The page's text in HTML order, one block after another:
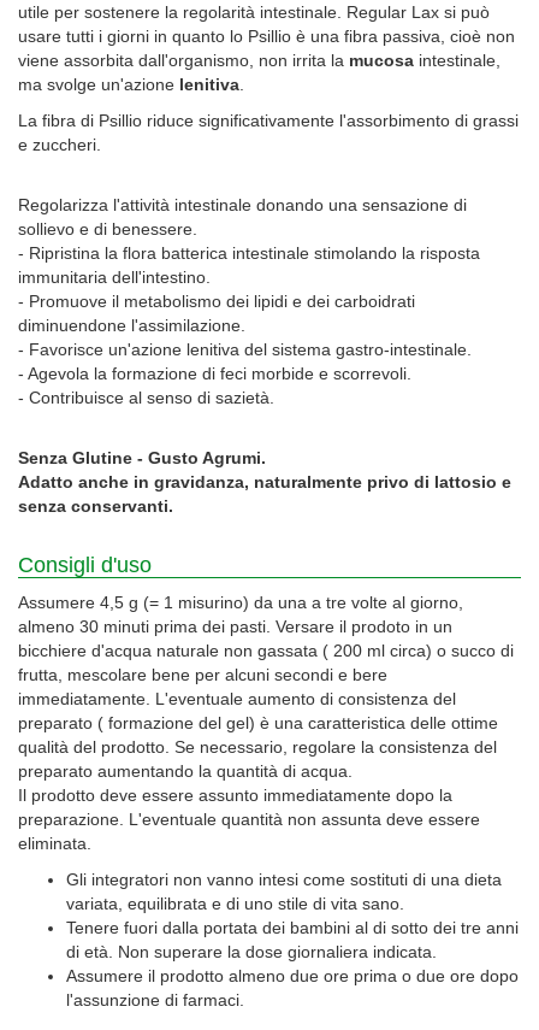
utile per sostenere la regolarità intestinale. Regular Lax si può
usare tutti i giorni in quanto lo Psillio è una fibra passiva, cioè non
viene assorbita dall'organismo, non irrita la mucosa intestinale,
ma svolge un'azione lenitiva
La fibra di Psillio riduce significativamente l'assorbimento di grassi
e zuccheri.
Regolarizza l'attività intestinale donando una sensazione di
sollievo e di benessere.
- Ripristina la flora batterica intestinale stimolando la risposta
immunitaria dell'intestino.
- Promuove il metabolismo dei lipidi e dei carboidrati
diminuendone l'assimilazione.
- Favorisce un'azione lenitiva del sistema gastro-intestinale.
- Agevola la formazione di feci morbide e scorrevoli.
- Contribuisce al senso di sazietà.
Senza Glutine - Gusto Agrumi.
Adatto anche in gravidanza, naturalmente privo di lattosio e
senza conservanti.
Consigli d'uso
Assumere 4,5 g (= 1 misurino) da una a tre volte al giorno,
almeno 30 minuti prima dei pasti. Versare il prodoto in un
bicchiere d'acqua naturale non gassata ( 200 ml circa) o succo di
frutta, mescolare bene per alcuni secondi e bere
immediatamente. L'eventuale aumento di consistenza del
preparato ( formazione del gel) è una caratteristica delle ottime
qualità del prodotto. Se necessario, regolare la consistenza del
preparato aumentando la quantità di acqua.
Il prodotto deve essere assunto immediatamente dopo la
preparazione. L'eventuale quantità non assunta deve essere
eliminata.
Gli integratori non vanno intesi come sostituti di una dieta
variata, equilibrata e di uno stile di vita sano.
Tenere fuori dalla portata dei bambini al di sotto dei tre anni
di età. Non superare la dose giornaliera indicata.
Assumere il prodotto almeno due ore prima o due ore dopo
l'assunzione di farmaci.